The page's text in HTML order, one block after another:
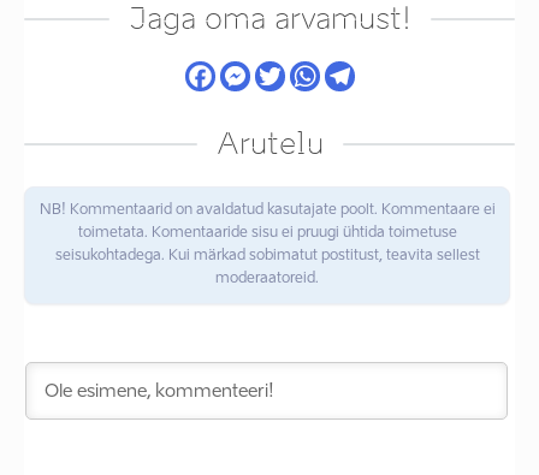
Jaga oma arvamust!
Arutelu
NB! Kommentaarid on avaldatud kasutajate poolt. Kommentaare ei
toimetata. Komentaaride sisu ei pruugi ühtida toimetuse
seisukohtadega. Kui märkad sobimatut postitust, teavita sellest
moderaatoreid.